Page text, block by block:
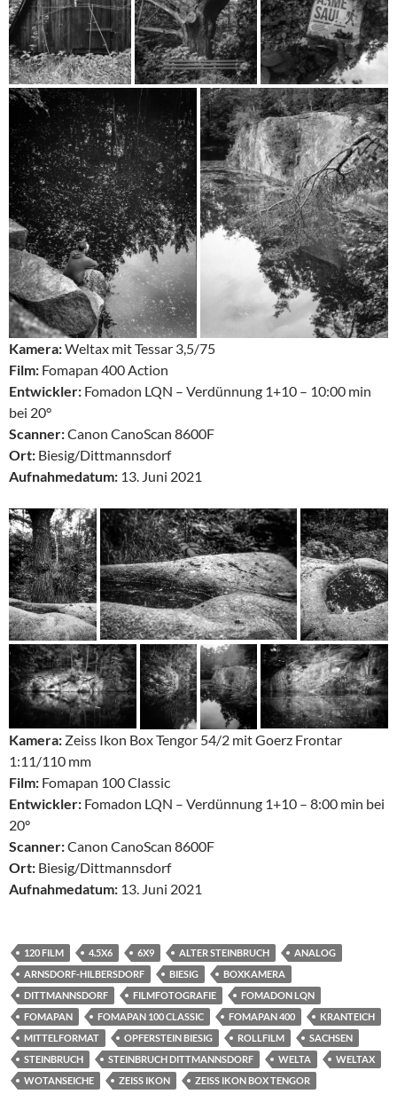
Kamera:Weltax mit Tessar 3,5/75
Film: Fomapan 400 Action
Entwickler: Fomadon LQN – Verdünnung 1+10 – 10:00 min
bei 20°
Scanner:Canon CanoScan 8600F
Ort: Biesig/Dittmannsdorf
Aufnahmedatum: 13. Juni 2021
Kamera: Zeiss Ikon Box Tengor 54/2 mit Goerz Frontar
1:11/110 mm
Film: Fomapan 100 Classic
Entwickler: Fomadon LQN – Verdünnung 1+10 – 8:00 min bei
20°
Scanner:Canon CanoScan 8600F
Ort: Biesig/Dittmannsdorf
Aufnahmedatum: 13. Juni 2021
120 FILM 4.5X6 6X9 ALTER STEINBRUCH
ANALOG
ARNSDORF-HILBERSDORF
BIESIG
BOXKAMERA
DITTMANNSDORF
FILMFOTOGRAFIE
FOMADON LQN
FOMAPAN
FOMAPAN 100 CLASSIC FOMAPAN 400
KRANTEICH
MITTELFORMAT
OPFERSTEIN BIESIG ROLLFILM
SACHSEN
STEINBRUCH
STEINBRUCH DITTMANNSDORF WELTA
WELTAX
WOTANSEICHE
ZEISS IKON ZEISS IKON BOX TENGOR